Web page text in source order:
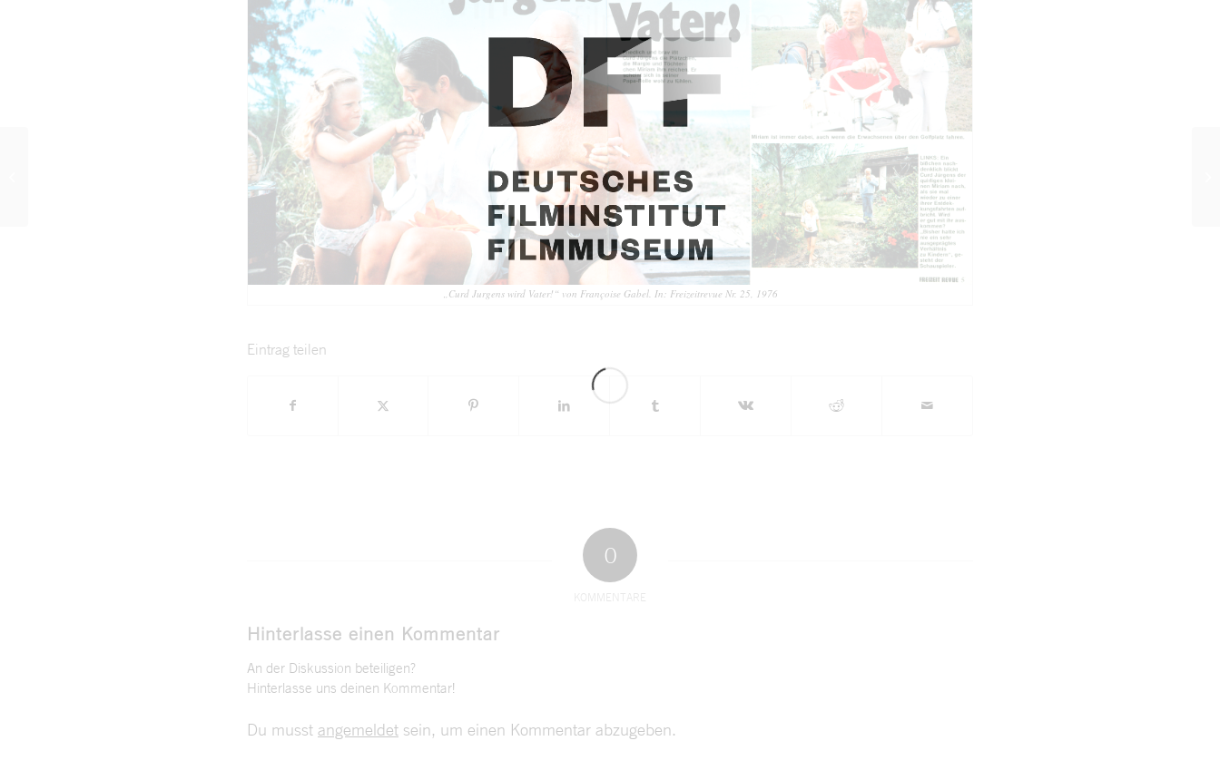
„Curd Jurgens wird Vater!“ von Françoise Gabel. In: Freizeitrevue Nr. 25, 1976
Eintrag teilen
0
KOMMENTARE
Hinterlasse einen Kommentar
An der Diskussion beteiligen?
Hinterlasse uns deinen Kommentar!
Du musst angemeldet sein, um einen Kommentar abzugeben.